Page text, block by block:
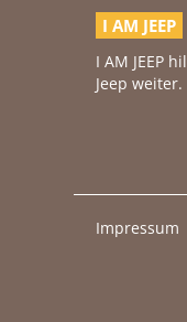
I AM JEEP
I AM JEEP
Jeep
Impressum